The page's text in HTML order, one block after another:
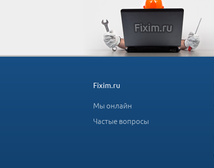
Fixim.ru
Мы онлайн
Частые вопросы